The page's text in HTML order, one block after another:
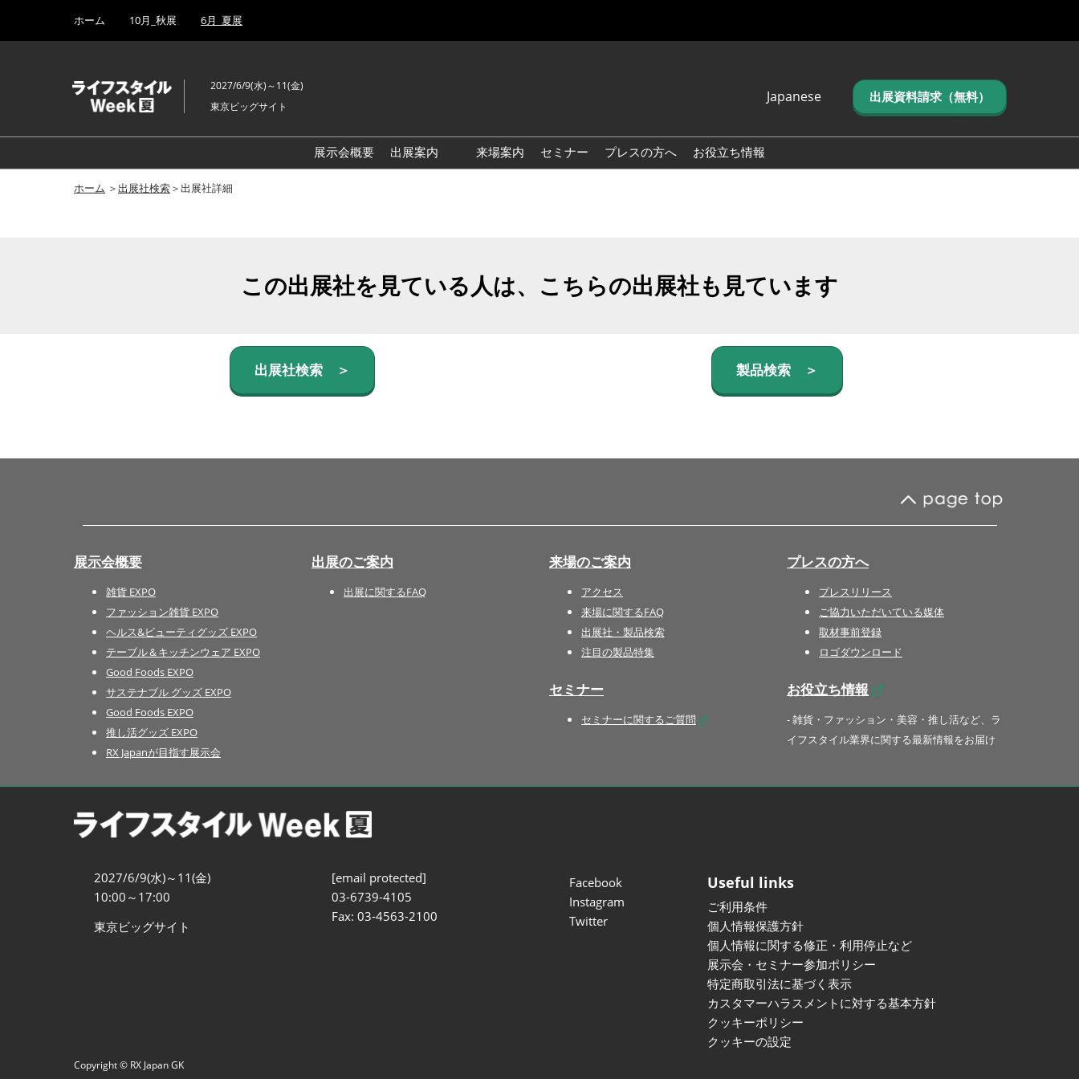
キ
し
to
ホーム 10月_秋展 6月_夏展
2027/6/9(水)～11(金)
東京ビッグサイト
Japanese
English
简体中文
出展資料請求（無料）
展示会概要
出展案内
国際 ヘルス＆ビューティグ
ッズ EXPO
来場案内 セミナー プレスの方へ お役立ち情報
ホーム ＞出展社検索＞出展社詳細
この出展社を見ている人は、こちらの出展社も見ています
出展社検索 ＞ 製品検索 ＞
展示会概要
雑貨 EXPO
ファッション雑貨 EXPO
ヘルス&ビューティグッズ EXPO
テーブル＆キッチンウェア EXPO
Good Foods EXPO
サステナブル グッズ EXPO
Good Foods EXPO
推し活グッズ EXPO
RX Japanが目指す展示会
出展のご案内
出展に関するFAQ
来場のご案内
アクセス
来場に関するFAQ
出展社・製品検索
注目の製品特集
セミナー
セミナーに関するご質問
プレスの方へ
プレスリリース
ご協力いただいている媒体
取材事前登録
ロゴダウンロード
お役立ち情報
- 雑貨・ファッション・美容・推し活など、ラ
イフスタイル業界に関する最新情報をお届け
2027/6/9(水)～11(金)
10:00～17:00
東京ビッグサイト
[email protected]
03-6739-4105
Fax: 03-4563-2100
Facebook
Instagram
Twitter
Useful links
ご利用条件
個人情報保護方針
個人情報に関する修正・利用停止など
展示会・セミナー参加ポリシー
特定商取引法に基づく表示
カスタマーハラスメントに対する基本方針
クッキーポリシー
クッキーの設定
Copyright © RX Japan GK